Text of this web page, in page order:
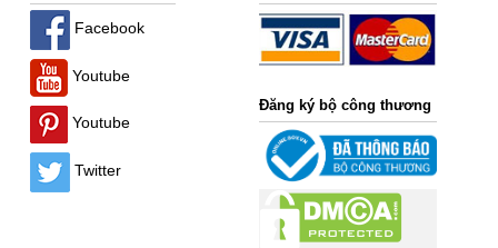
Facebook
Youtube
Youtube
Twitter
Đăng ký bộ công thương